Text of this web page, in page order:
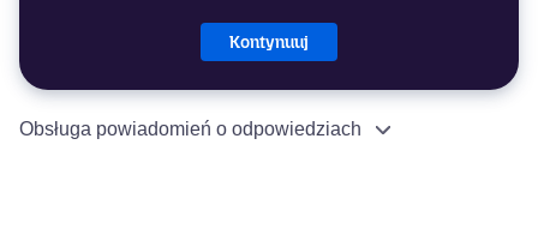
Kontynuuj
Obsługa powiadomień o odpowiedziach